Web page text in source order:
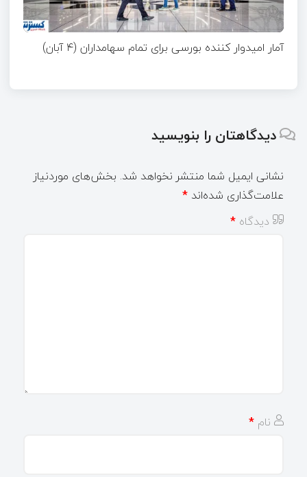
آمار امیدوار کننده بورسی برای تمام سهامداران (۴ آبان)
دیدگاهتان را بنویسید
نشانی ایمیل شما منتشر نخواهد شد. بخش‌های موردنیاز
علامت‌گذاری شده‌اند *
دیدگاه *
نام *